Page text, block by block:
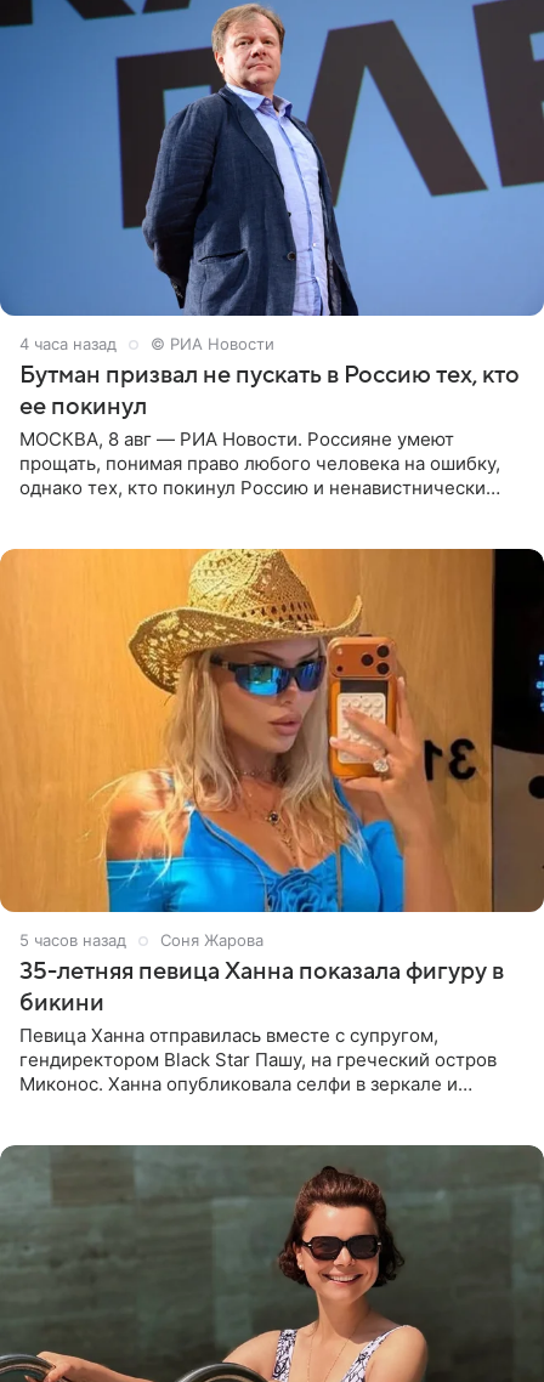
4 часа назад © РИА Новости
Бутман призвал не пускать в Россию тех, кто
ее покинул
МОСКВА, 8 авг — РИА Новости. Россияне умеют
прощать, понимая право любого человека на ошибку,
однако тех, кто покинул Россию и ненавистнически
5 часов назад Соня Жарова
35-летняя певица Ханна показала фигуру в
бикини
Певица Ханна отправилась вместе с супругом,
гендиректором Black Star Пашу, на греческий остров
Миконос. Ханна опубликовала селфи в зеркале и